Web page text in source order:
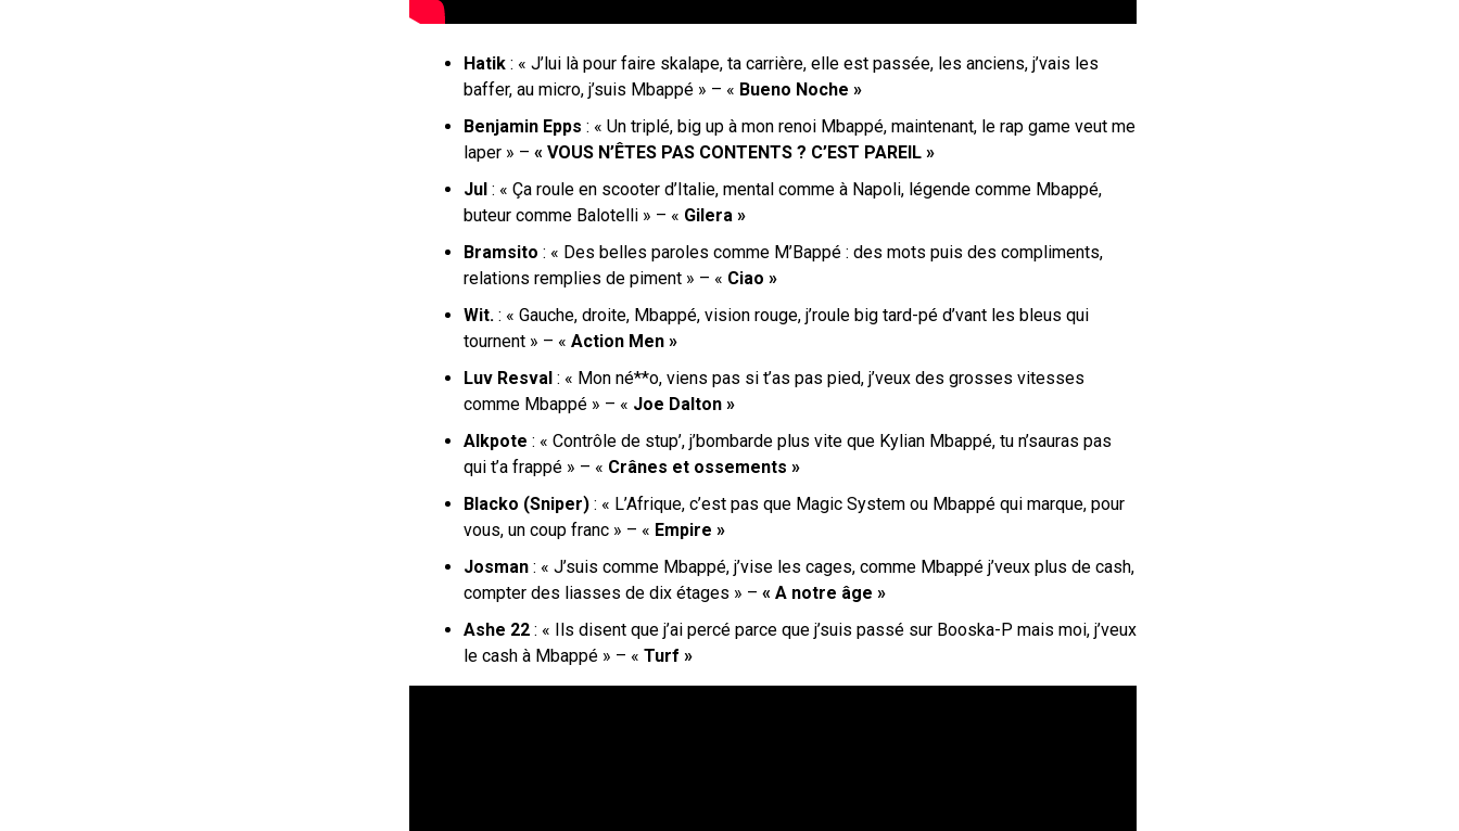
Hatik : « J’lui là pour faire skalape, ta carrière, elle est passée, les anciens, j’vais les
baffer, au micro, j’suis Mbappé » – « Bueno Noche »
Benjamin Epps : « Un triplé, big up à mon renoi Mbappé, maintenant, le rap game veut me
laper » – « VOUS N’ÊTES PAS CONTENTS ? C’EST PAREIL »
Jul : « Ça roule en scooter d’Italie, mental comme à Napoli, légende comme Mbappé,
buteur comme Balotelli » – « Gilera »
Bramsito : « Des belles paroles comme M’Bappé : des mots puis des compliments,
relations remplies de piment » – « Ciao »
Wit. : « Gauche, droite, Mbappé, vision rouge, j’roule big tard-pé d’vant les bleus qui
tournent » – « Action Men »
Luv Resval : « Mon né**o, viens pas si t’as pas pied, j’veux des grosses vitesses
comme Mbappé » – « Joe Dalton »
Alkpote : « Contrôle de stup’, j’bombarde plus vite que Kylian Mbappé, tu n’sauras pas
qui t’a frappé » – « Crânes et ossements »
Blacko (Sniper) : « L’Afrique, c’est pas que Magic System ou Mbappé qui marque, pour
vous, un coup franc » – « Empire »
Josman : « J’suis comme Mbappé, j’vise les cages, comme Mbappé j’veux plus de cash,
compter des liasses de dix étages » – « A notre âge »
Ashe 22 : « Ils disent que j’ai percé parce que j’suis passé sur Booska-P mais moi, j’veux
le cash à Mbappé » – « Turf »